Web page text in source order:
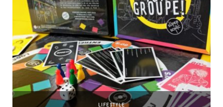
LIFESTYLE